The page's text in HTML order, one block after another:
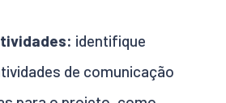
identifique
de comunicação